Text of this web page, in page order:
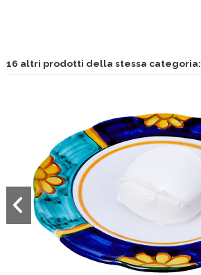
16 altri prodotti della stessa categoria: